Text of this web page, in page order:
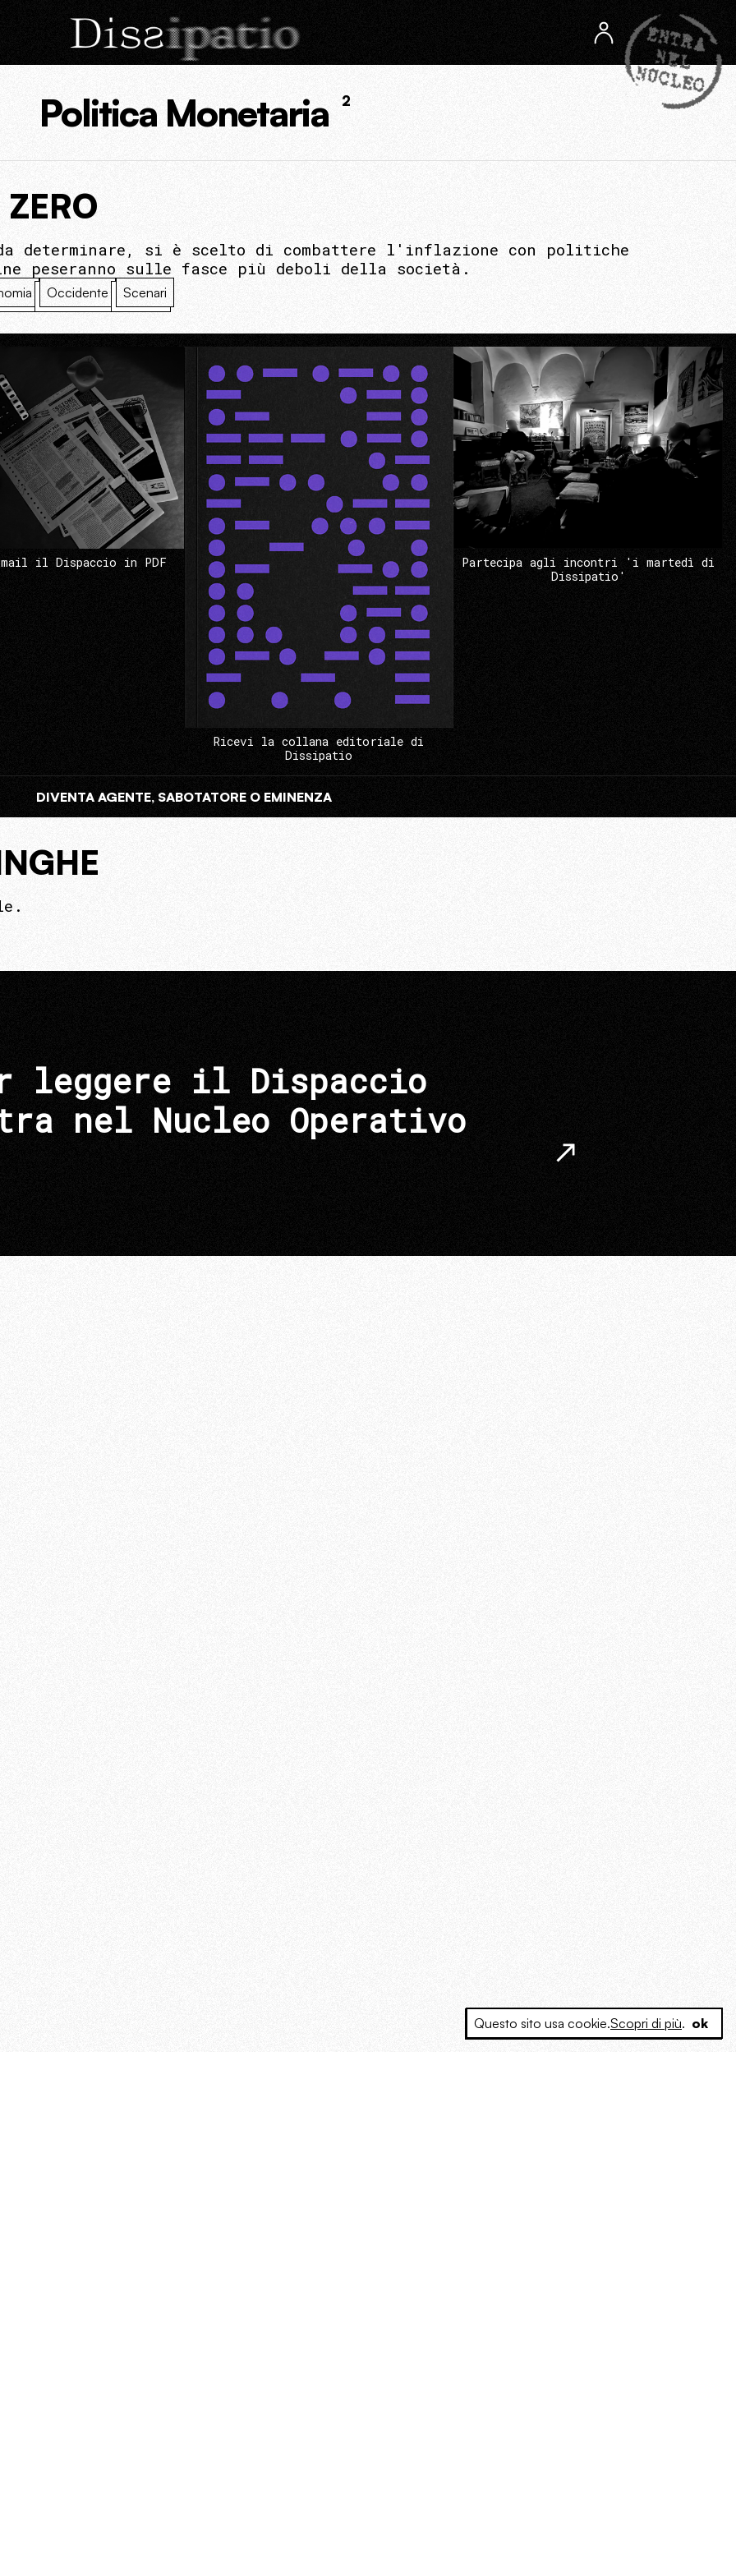
Politica Monetaria 2
da determinare, si è scelto di combattere l'inflazione con politiche
peseranno sulle fasce più deboli della società.
Occidente Scenari
il Dispaccio in PDF
Ricevi la collana editoriale di
Dissipatio
Partecipa agli incontri 'i martedì di
Dissipatio'
DIVENTA AGENTE, SABOTATORE O EMINENZA
leggere il Dispaccio
nel Nucleo Operativo
Questo sito usa cookie.Scopri di più. ok